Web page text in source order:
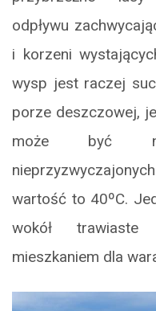
odpływu
i korzeni
wysp jest raczej
porze deszczowej,
może być
wartość to 40ºC.
wokół
mieszkaniem dla